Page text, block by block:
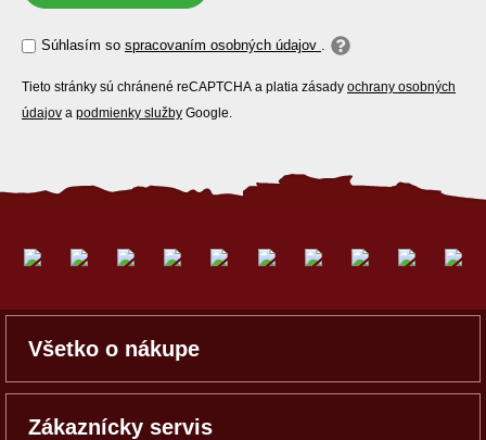
Súhlasím so spracovaním osobných údajov .
Tieto stránky sú chránené reCAPTCHA a platia zásady ochrany osobných
údajov a podmienky služby Google.
Všetko o nákupe
Zákaznícky servis